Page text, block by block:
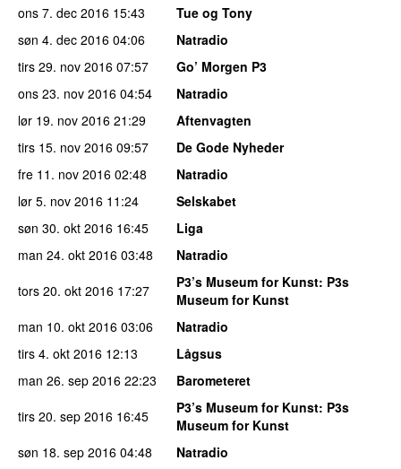
ons 7. dec 2016 15:43
Tue og Tony
søn 4. dec 2016 04:06
Natradio
tirs 29. nov 2016 07:57
Go’ Morgen P3
ons 23. nov 2016 04:54
Natradio
lør 19. nov 2016 21:29
Aftenvagten
tirs 15. nov 2016 09:57
De Gode Nyheder
fre 11. nov 2016 02:48
Natradio
lør 5. nov 2016 11:24
Selskabet
søn 30. okt 2016 16:45
Liga
man 24. okt 2016 03:48
Natradio
tors 20. okt 2016 17:27 P3’s Museum for Kunst: P3s
Museum for Kunst
man 10. okt 2016 03:06
Natradio
tirs 4. okt 2016 12:13
Lågsus
man 26. sep 2016 22:23
Barometeret
tirs 20. sep 2016 16:45 P3’s Museum for Kunst: P3s
Museum for Kunst
søn 18. sep 2016 04:48
Natradio